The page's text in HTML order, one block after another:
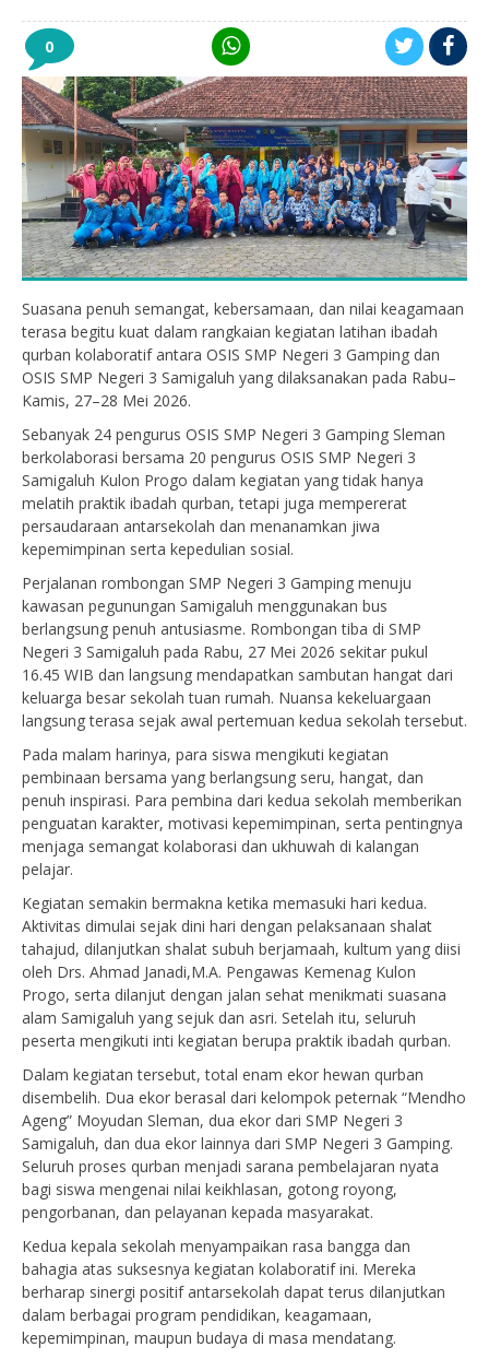
0
Suasana penuh semangat, kebersamaan, dan nilai keagamaan
terasa begitu kuat dalam rangkaian kegiatan latihan ibadah
qurban kolaboratif antara OSIS SMP Negeri 3 Gamping dan
OSIS SMP Negeri 3 Samigaluh yang dilaksanakan pada Rabu–
Kamis, 27–28 Mei 2026.
Sebanyak 24 pengurus OSIS SMP Negeri 3 Gamping Sleman
berkolaborasi bersama 20 pengurus OSIS SMP Negeri 3
Samigaluh Kulon Progo dalam kegiatan yang tidak hanya
melatih praktik ibadah qurban, tetapi juga mempererat
persaudaraan antarsekolah dan menanamkan jiwa
kepemimpinan serta kepedulian sosial.
Perjalanan rombongan SMP Negeri 3 Gamping menuju
kawasan pegunungan Samigaluh menggunakan bus
berlangsung penuh antusiasme. Rombongan tiba di SMP
Negeri 3 Samigaluh pada Rabu, 27 Mei 2026 sekitar pukul
16.45 WIB dan langsung mendapatkan sambutan hangat dari
keluarga besar sekolah tuan rumah. Nuansa kekeluargaan
langsung terasa sejak awal pertemuan kedua sekolah tersebut.
Pada malam harinya, para siswa mengikuti kegiatan
pembinaan bersama yang berlangsung seru, hangat, dan
penuh inspirasi. Para pembina dari kedua sekolah memberikan
penguatan karakter, motivasi kepemimpinan, serta pentingnya
menjaga semangat kolaborasi dan ukhuwah di kalangan
pelajar.
Kegiatan semakin bermakna ketika memasuki hari kedua.
Aktivitas dimulai sejak dini hari dengan pelaksanaan shalat
tahajud, dilanjutkan shalat subuh berjamaah, kultum yang diisi
oleh Drs. Ahmad Janadi,M.A. Pengawas Kemenag Kulon
Progo, serta dilanjut dengan jalan sehat menikmati suasana
alam Samigaluh yang sejuk dan asri. Setelah itu, seluruh
peserta mengikuti inti kegiatan berupa praktik ibadah qurban.
Dalam kegiatan tersebut, total enam ekor hewan qurban
disembelih. Dua ekor berasal dari kelompok peternak “Mendho
Ageng” Moyudan Sleman, dua ekor dari SMP Negeri 3
Samigaluh, dan dua ekor lainnya dari SMP Negeri 3 Gamping.
Seluruh proses qurban menjadi sarana pembelajaran nyata
bagi siswa mengenai nilai keikhlasan, gotong royong,
pengorbanan, dan pelayanan kepada masyarakat.
Kedua kepala sekolah menyampaikan rasa bangga dan
bahagia atas suksesnya kegiatan kolaboratif ini. Mereka
berharap sinergi positif antarsekolah dapat terus dilanjutkan
dalam berbagai program pendidikan, keagamaan,
kepemimpinan, maupun budaya di masa mendatang.